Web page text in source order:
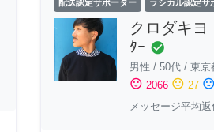
配送認定サポーター ラシカル認定サ
クロダキヨ
ﾀｰ check_circle
男性 / 50代/ 東京
sentiment_satisfied 2066 sentiment_neutral 27 sentiment_dissatisfied
メッセージ平均